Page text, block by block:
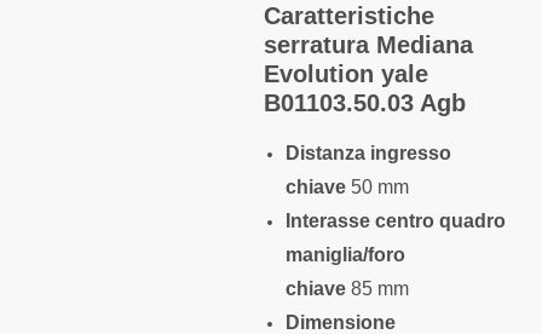
Caratteristiche
serratura Mediana
Evolution yale
B01103.50.03 Agb
Distanza ingresso
chiave 50 mm
Interasse centro quadro
maniglia/foro
chiave 85 mm
Dimensione